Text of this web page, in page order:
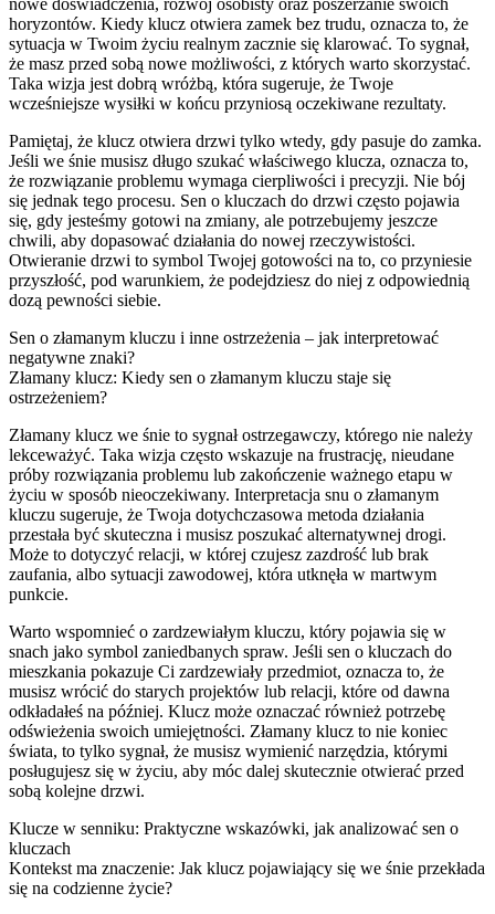
horyzontów. Kiedy klucz otwiera zamek bez trudu, oznacza to, że
sytuacja w Twoim życiu realnym zacznie się klarować. To sygnał,
że masz przed sobą nowe możliwości, z których warto skorzystać.
Taka wizja jest dobrą wróżbą, która sugeruje, że Twoje
wcześniejsze wysiłki w końcu przyniosą oczekiwane rezultaty.
Pamiętaj, że klucz otwiera drzwi tylko wtedy, gdy pasuje do zamka.
Jeśli we śnie musisz długo szukać właściwego klucza, oznacza to,
że rozwiązanie problemu wymaga cierpliwości i precyzji. Nie bój
się jednak tego procesu. Sen o kluczach do drzwi często pojawia
się, gdy jesteśmy gotowi na zmiany, ale potrzebujemy jeszcze
chwili, aby dopasować działania do nowej rzeczywistości.
Otwieranie drzwi to symbol Twojej gotowości na to, co przyniesie
przyszłość, pod warunkiem, że podejdziesz do niej z odpowiednią
dozą pewności siebie.
Sen o złamanym kluczu i inne ostrzeżenia – jak interpretować
negatywne znaki?
Złamany klucz: Kiedy sen o złamanym kluczu staje się
ostrzeżeniem?
Złamany klucz we śnie to sygnał ostrzegawczy, którego nie należy
lekceważyć. Taka wizja często wskazuje na frustrację, nieudane
próby rozwiązania problemu lub zakończenie ważnego etapu w
życiu w sposób nieoczekiwany. Interpretacja snu o złamanym
kluczu sugeruje, że Twoja dotychczasowa metoda działania
przestała być skuteczna i musisz poszukać alternatywnej drogi.
Może to dotyczyć relacji, w której czujesz zazdrość lub brak
zaufania, albo sytuacji zawodowej, która utknęła w martwym
punkcie.
Warto wspomnieć o zardzewiałym kluczu, który pojawia się w
snach jako symbol zaniedbanych spraw. Jeśli sen o kluczach do
mieszkania pokazuje Ci zardzewiały przedmiot, oznacza to, że
musisz wrócić do starych projektów lub relacji, które od dawna
odkładałeś na później. Klucz może oznaczać również potrzebę
odświeżenia swoich umiejętności. Złamany klucz to nie koniec
świata, to tylko sygnał, że musisz wymienić narzędzia, którymi
posługujesz się w życiu, aby móc dalej skutecznie otwierać przed
sobą kolejne drzwi.
Klucze w senniku: Praktyczne wskazówki, jak analizować sen o
kluczach
Kontekst ma znaczenie: Jak klucz pojawiający się we śnie przekłada
się na codzienne życie?